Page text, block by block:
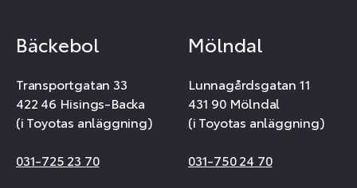
Bäckebol
Transportgatan 33
422 46 Hisings-Backa
(i Toyotas anläggning)
031-725 23 70
Mölndal
Lunnagårdsgatan 11
431 90 Mölndal
(i Toyotas anläggning)
031-750 24 70